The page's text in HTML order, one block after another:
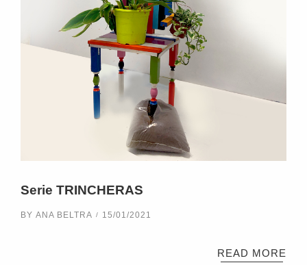
Serie TRINCHERAS
BY ANA BELTRA 15/01/2021
READ MORE